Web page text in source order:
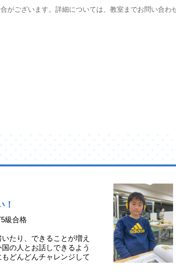
ございます。詳細については、教室までお問い合わ
！
級合格
たり、できることが増え
の人とお話しできるよう
どんどんチャレンジして